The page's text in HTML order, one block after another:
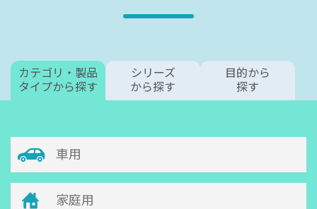
カテゴリ・製品
タイプから探す
シリーズ
から探す
目的から
探す
車用
家庭用